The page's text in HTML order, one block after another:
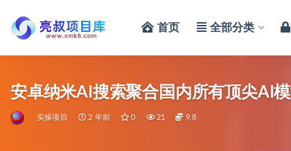
首页 全部分类
安卓纳米AI搜索聚合国内所有顶尖AI
实操项目 2 年前 0 21 9.8